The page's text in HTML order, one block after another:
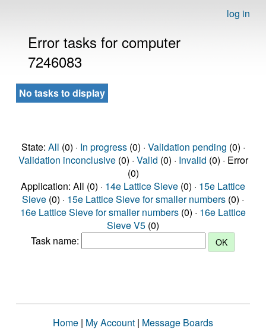
log in
Error tasks for computer
7246083
No tasks to display
State: All (0) · In progress(0) · Validation pending (0) ·
Validation inconclusive(0) · Valid (0) · Invalid (0) · Error
(0)
Application: All (0) · 14e Lattice Sieve (0) · 15e Lattice
Sieve (0) · 15e Lattice Sieve for smaller numbers (0) ·
16e Lattice Sieve for smaller numbers (0) · 16e Lattice
Sieve V5 (0)
Task name:
Home | My Account | Message Boards